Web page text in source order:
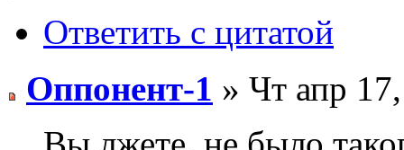
Ответить с цитатой
Оппонент-1 » Чт апр